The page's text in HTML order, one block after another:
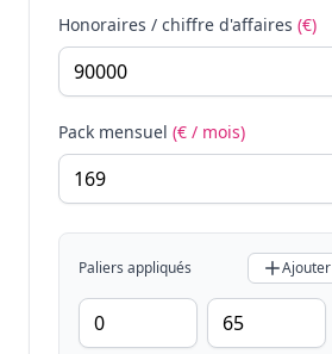
Honoraires / chiffre d'affaires (€)
Pack mensuel (€ / mois)
Paliers appliqués Ajouter